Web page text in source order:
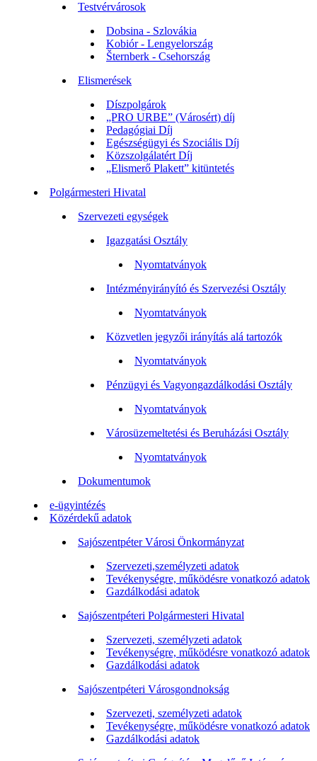
Testvérvárosok
Dobsina - Szlovákia
Kobiór - Lengyelország
Šternberk - Csehország
Elismerések
Díszpolgárok
„PRO URBE” (Városért) díj
Pedagógiai Díj
Egészségügyi és Szociális Díj
Közszolgálatért Díj
„Elismerő Plakett” kitüntetés
Polgármesteri Hivatal
Szervezeti egységek
Igazgatási Osztály
Nyomtatványok
Intézményirányító és Szervezési Osztály
Nyomtatványok
Közvetlen jegyzői irányítás alá tartozók
Nyomtatványok
Pénzügyi és Vagyongazdálkodási Osztály
Nyomtatványok
Városüzemeltetési és Beruházási Osztály
Nyomtatványok
Dokumentumok
e-ügyintézés
Közérdekű adatok
Sajószentpéter Városi Önkormányzat
Szervezeti,személyzeti adatok
Tevékenységre, működésre vonatkozó adatok
Gazdálkodási adatok
Sajószentpéteri Polgármesteri Hivatal
Szervezeti, személyzeti adatok
Tevékenységre, működésre vonatkozó adatok
Gazdálkodási adatok
Sajószentpéteri Városgondnokság
Szervezeti, személyzeti adatok
Tevékenységre, működésre vonatkozó adatok
Gazdálkodási adatok